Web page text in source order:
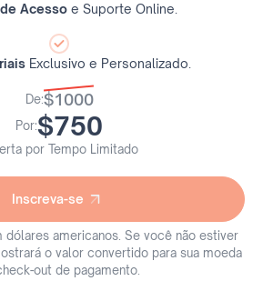
Acesso e Suporte Online.
Exclusivo e Personalizado.
De:$1000
Por:$750
por Tempo Limitado
Inscreva-se
dólares americanos. Se você não estiver
o valor convertido para sua moeda
out de pagamento.